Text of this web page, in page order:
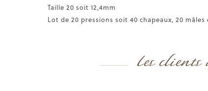
Taille 20 soit 12,4mm
Lot de 20 pressions soit 40 chapeaux, 20 mâles
Les